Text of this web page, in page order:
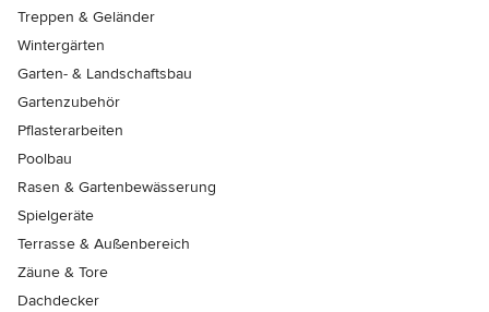
Treppen & Geländer
Wintergärten
Garten- & Landschaftsbau
Gartenzubehör
Pflasterarbeiten
Poolbau
Rasen & Gartenbewässerung
Spielgeräte
Terrasse & Außenbereich
Zäune & Tore
Dachdecker